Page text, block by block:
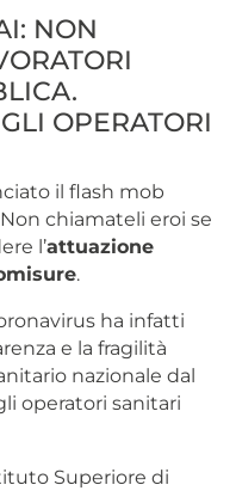
NON
OPERATORI
il flash mob
chiamateli eroi se
l’attuazione
.
ha infatti
e la fragilità
nazionale dal
operatori sanitari
Superiore di